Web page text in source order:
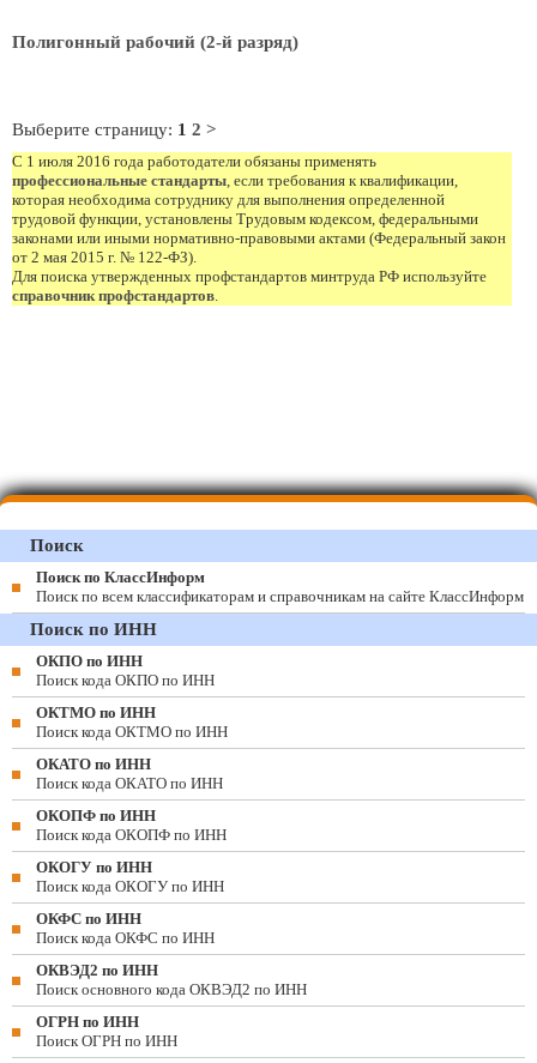
Полигонный рабочий (2-й разряд)
Выберите страницу: 1 2 >
С 1 июля 2016 года работодатели обязаны применять
профессиональные стандарты, если требования к квалификации,
которая необходима сотруднику для выполнения определенной
трудовой функции, установлены Трудовым кодексом, федеральными
законами или иными нормативно-правовыми актами (Федеральный закон
от 2 мая 2015 г. № 122-ФЗ).
Для поиска утвержденных профстандартов минтруда РФ используйте
справочник профстандартов.
Поиск
Поиск по КлассИнформ
Поиск по всем классификаторам и справочникам на сайте КлассИнформ
Поиск по ИНН
ОКПО по ИНН
Поиск кода ОКПО по ИНН
ОКТМО по ИНН
Поиск кода ОКТМО по ИНН
ОКАТО по ИНН
Поиск кода ОКАТО по ИНН
ОКОПФ по ИНН
Поиск кода ОКОПФ по ИНН
ОКОГУ по ИНН
Поиск кода ОКОГУ по ИНН
ОКФС по ИНН
Поиск кода ОКФС по ИНН
ОКВЭД2 по ИНН
Поиск основного кода ОКВЭД2 по ИНН
ОГРН по ИНН
Поиск ОГРН по ИНН